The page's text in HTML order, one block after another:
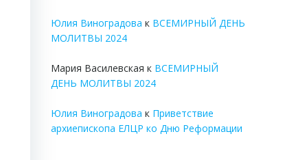
Юлия Виноградова к ВСЕМИРНЫЙ ДЕНЬ
МОЛИТВЫ 2024
Мария Василевская к ВСЕМИРНЫЙ
ДЕНЬ МОЛИТВЫ 2024
Юлия Виноградова к Приветствие
архиепископа ЕЛЦР ко Дню Реформации